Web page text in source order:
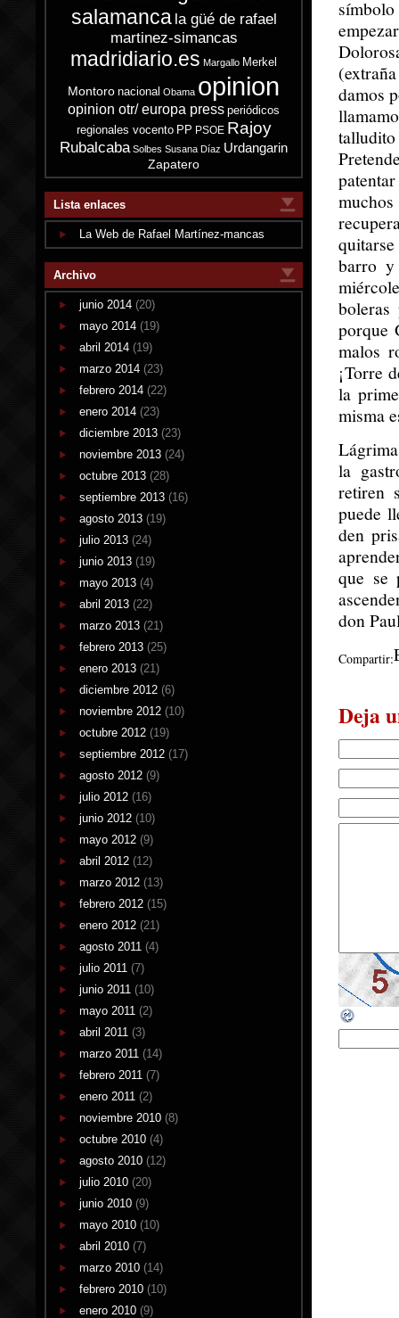
salamanca la güé de rafael
martinez-simancas
madridiario.es Margallo Merkel
Montoro nacional Obama opinion
opinion otr/ europa press periódicos
regionales vocento PP PSOE Rajoy
Rubalcaba Solbes Susana Díaz Urdangarin
Zapatero
Lista enlaces
La Web de Rafael Martínez-mancas
Archivo
junio 2014 (20)
mayo 2014 (19)
abril 2014 (19)
marzo 2014 (23)
febrero 2014 (22)
enero 2014 (23)
diciembre 2013 (23)
noviembre 2013 (24)
octubre 2013 (28)
septiembre 2013 (16)
agosto 2013 (19)
julio 2013 (24)
junio 2013 (19)
mayo 2013 (4)
abril 2013 (22)
marzo 2013 (21)
febrero 2013 (25)
enero 2013 (21)
diciembre 2012 (6)
noviembre 2012 (10)
octubre 2012 (19)
septiembre 2012 (17)
agosto 2012 (9)
julio 2012 (16)
junio 2012 (10)
mayo 2012 (9)
abril 2012 (12)
marzo 2012 (13)
febrero 2012 (15)
enero 2012 (21)
agosto 2011 (4)
julio 2011 (7)
junio 2011 (10)
mayo 2011 (2)
abril 2011 (3)
marzo 2011 (14)
febrero 2011 (7)
enero 2011 (2)
noviembre 2010 (8)
octubre 2010 (4)
agosto 2010 (12)
julio 2010 (20)
junio 2010 (9)
mayo 2010 (10)
abril 2010 (7)
marzo 2010 (14)
febrero 2010 (10)
enero 2010 (9)
damos
talludito
barro y
porque
malos
¡Torre
la
misma
la
retiren
puede
den
que se
don
Compartir:
Deja